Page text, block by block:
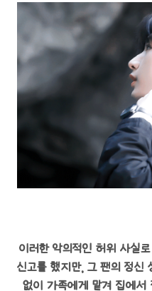
이러한 악의적인 허위 사실
신고를 했지만, 그 팬의 정신
없이 가족에게 맡겨 집에서